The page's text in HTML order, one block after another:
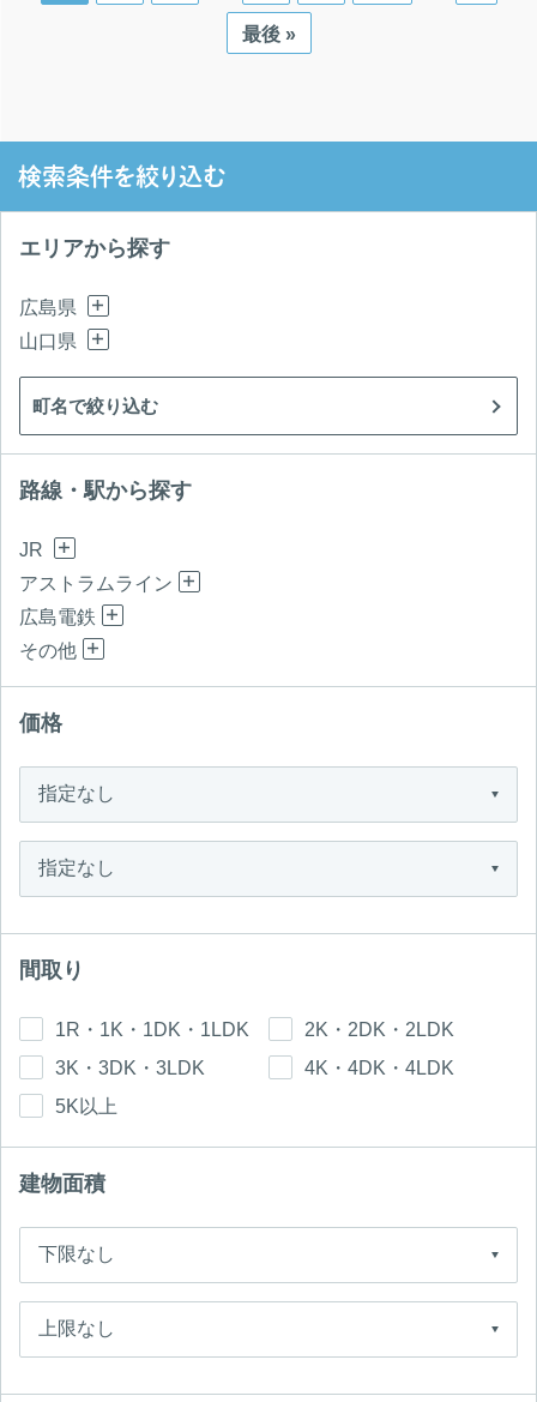
検索条件を絞り込む
エリアから探す
広島県
山口県
町名で絞り込む
路線・駅から探す
JR
アストラムライン
広島電鉄
その他
価格
間取り
1R・1K・1DK・1LDK
2K・2DK・2LDK
3K・3DK・3LDK
4K・4DK・4LDK
5K以上
建物面積
最後 »